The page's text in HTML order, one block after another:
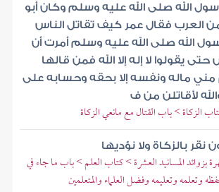
الله صلى الله عليه وسلم وكان أبو
العرب فقال عمر كيف تقاتل الناس
الله صلى الله عليه وسلم أمرت أن
حتى يقولوا لا إله إلا الله فمن قالها
ماله ونفسه إلا بحقه وحسابه على
لأقاتلن من ف
الزكاة > باب القتال مع مانعي الزكاة
نقر بالزكاة ولا نؤديها
بزوائد المسانيد العشرة > كتاب العلم > باب ما جاء في
وتعلمه وتعليمه وفضل العلماء والمتعلمين